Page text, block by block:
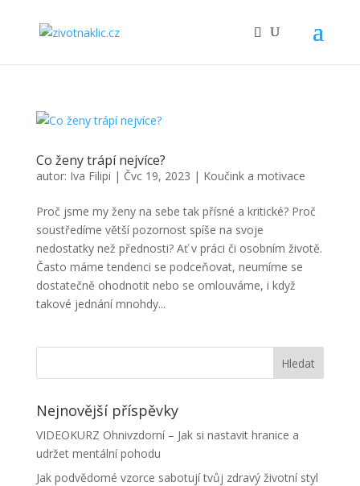
Co ženy trápí nejvíce?
autor: Iva Filipi | Čvc 19, 2023 | Koučink a motivace
Proč jsme my ženy na sebe tak přísné a kritické? Proč
soustředíme větší pozornost spíše na svoje
nedostatky než přednosti? Ať v práci či osobním životě.
Často máme tendenci se podceňovat, neumíme se
dostatečně ohodnotit nebo se omlouváme, i když
takové jednání mnohdy...
Nejnovější příspěvky
VIDEOKURZ Ohnivzdorní – Jak si nastavit hranice a
udržet mentální pohodu
Jak podvědomé vzorce sabotují tvůj zdravý životní styl